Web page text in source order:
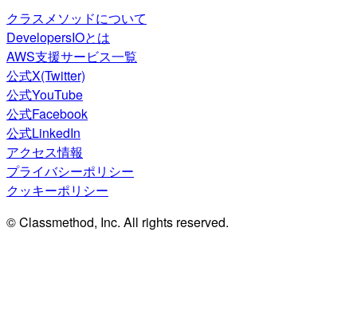
クラスメソッドについて
DevelopersIOとは
AWS支援サービス一覧
公式X(Twitter)
公式YouTube
公式Facebook
公式LinkedIn
アクセス情報
プライバシーポリシー
クッキーポリシー
© Classmethod, Inc. All rights reserved.